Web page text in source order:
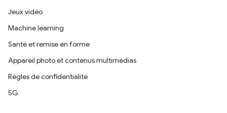
Jeux vidéo
Machine learning
Santé et remise en forme
Appareil photo et contenus multimédias
Règles de confidentialité
5G